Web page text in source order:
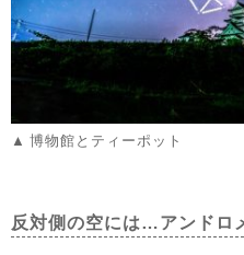
博物館とティーポット
反対側の空には…アンドロ